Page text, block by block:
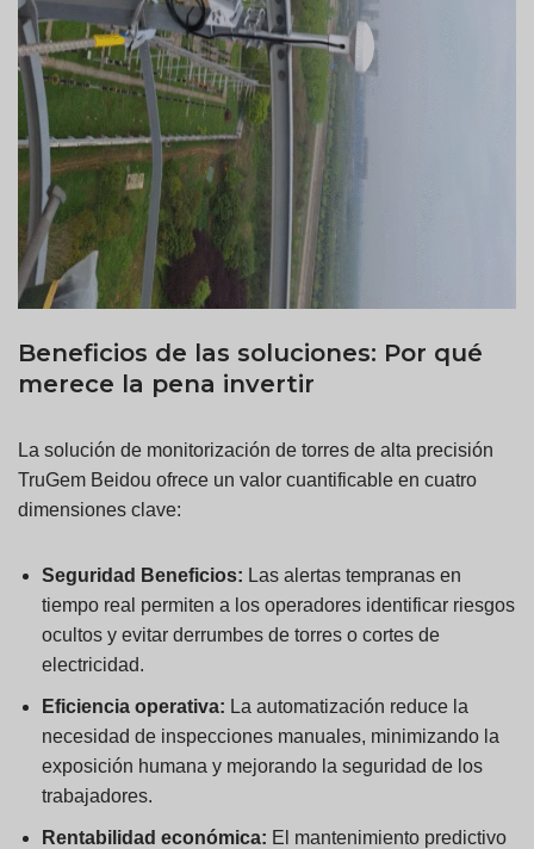
Beneficios de las soluciones: Por qué
merece la pena invertir
La solución de monitorización de torres de alta precisión
TruGem Beidou ofrece un valor cuantificable en cuatro
dimensiones clave:
Seguridad Beneficios: Las alertas tempranas en
tiempo real permiten a los operadores identificar riesgos
ocultos y evitar derrumbes de torres o cortes de
electricidad.
Eficiencia operativa: La automatización reduce la
necesidad de inspecciones manuales, minimizando la
exposición humana y mejorando la seguridad de los
trabajadores.
Rentabilidad económica: El mantenimiento predictivo